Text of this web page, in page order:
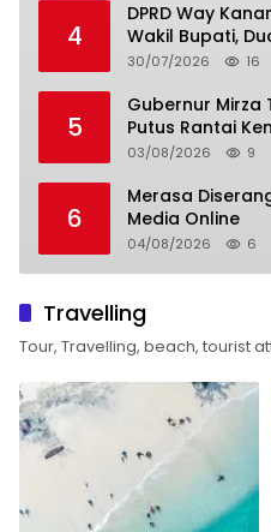
4
DPRD Way
Wakil Bupati,
30/07/2026 16
5
Gubernur Mirza
Putus Rantai
03/08/2026 9
6
Merasa
Media Online
04/08/2026 6
Travelling
Tour, Travelling, beach, tourist